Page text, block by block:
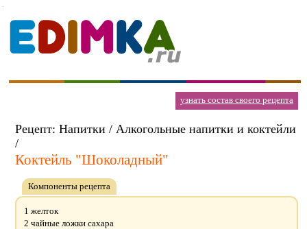
узнать состав своего рецепта
Рецепт: Напитки / Алкогольные напитки и коктейли
/
Коктейль "Шоколадный"
Компоненты рецепта
1 желток
2 чайные ложки сахара